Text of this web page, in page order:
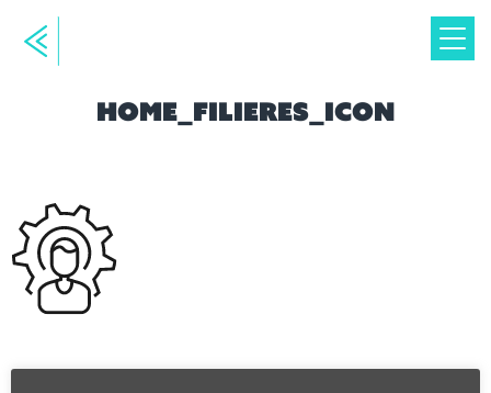
home_filieres_icon